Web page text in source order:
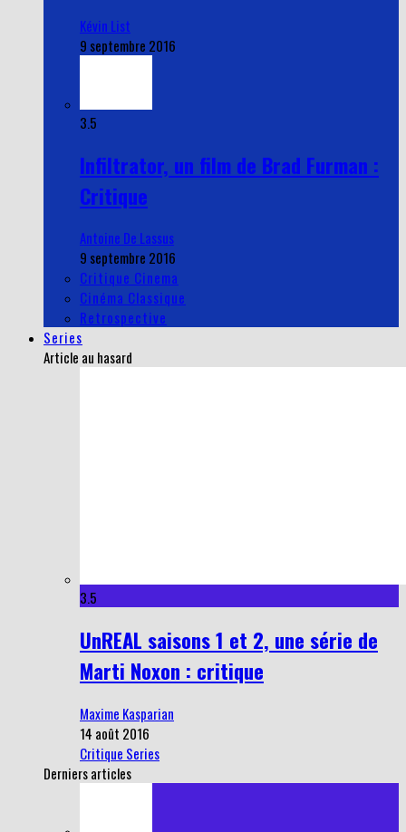
Kévin List
9 septembre 2016
3.5
Infiltrator, un film de Brad Furman :
Critique
Antoine De Lassus
9 septembre 2016
Critique Cinema
Cinéma Classique
Retrospective
Series
Article au hasard
3.5
UnREAL saisons 1 et 2, une série de
Marti Noxon : critique
Maxime Kasparian
14 août 2016
Critique Series
Derniers articles